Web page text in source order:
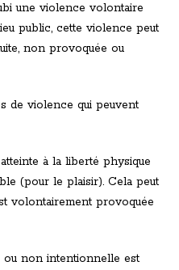
une violence volontaire
public, cette violence peut
non provoquée ou
de violence qui peuvent
à la liberté physique
(pour le plaisir). Cela peut
volontairement provoquée
non intentionnelle est